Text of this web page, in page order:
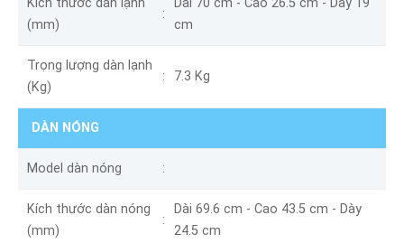
(mm)
cm
Trọng lượng dàn lạnh
(Kg)
7.3 Kg
DÀN NÓNG
Model dàn nóng
Kích thước dàn nóng
(mm)
Dài 69.6 cm - Cao 43.5 cm - Dày
24.5 cm